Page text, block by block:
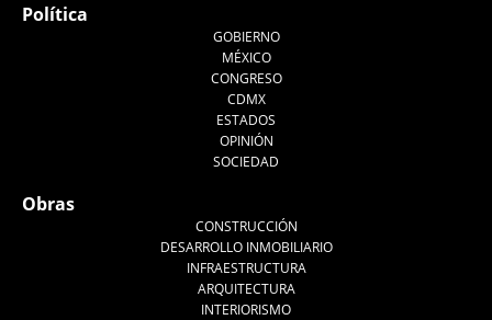
Política
GOBIERNO
MÉXICO
CONGRESO
CDMX
ESTADOS
OPINIÓN
SOCIEDAD
Obras
CONSTRUCCIÓN
DESARROLLO INMOBILIARIO
INFRAESTRUCTURA
ARQUITECTURA
INTERIORISMO